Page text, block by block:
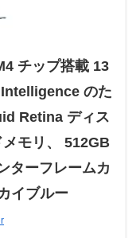
チップ搭載 13
のた
Retina ディス
モリ、 512GB
ターフレームカ
イブルー